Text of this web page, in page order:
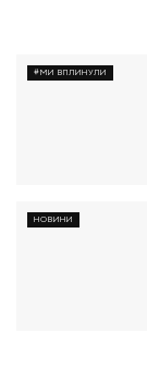
#МИ ВПЛИНУЛИ
НОВИНИ